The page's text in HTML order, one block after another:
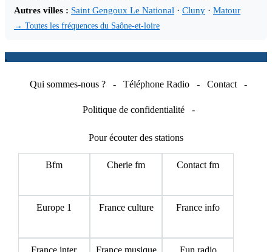
Autres villes : Saint Gengoux Le National · Cluny · Matour
→ Toutes les fréquences du Saône-et-loire
.
Qui sommes-nous ? - Téléphone Radio - Contact -
Politique de confidentialité -
Pour écouter des stations
Bfm Cherie fm Contact fm
Europe 1 France culture France info
France inter France musique Fun radio